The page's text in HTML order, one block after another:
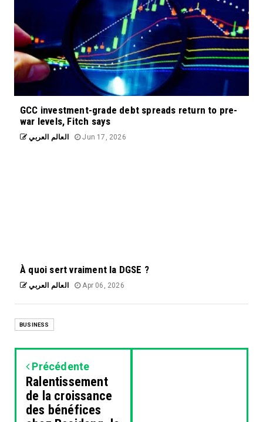
GCC investment-grade debt spreads return to pre-
war levels, Fitch says
العالم العربي Jun 17, 2026
À quoi sert vraiment la DGSE ?
العالم العربي Apr 06, 2026
BUSINESS
Précédente
Ralentissement
de la croissance
des bénéfices